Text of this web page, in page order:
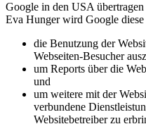
Google in den USA
Eva Hunger wird Google
die Benutzung der
Webseiten-Besucher
um Reports über die
und
um weitere mit der
verbundene
Websitebetreiber zu